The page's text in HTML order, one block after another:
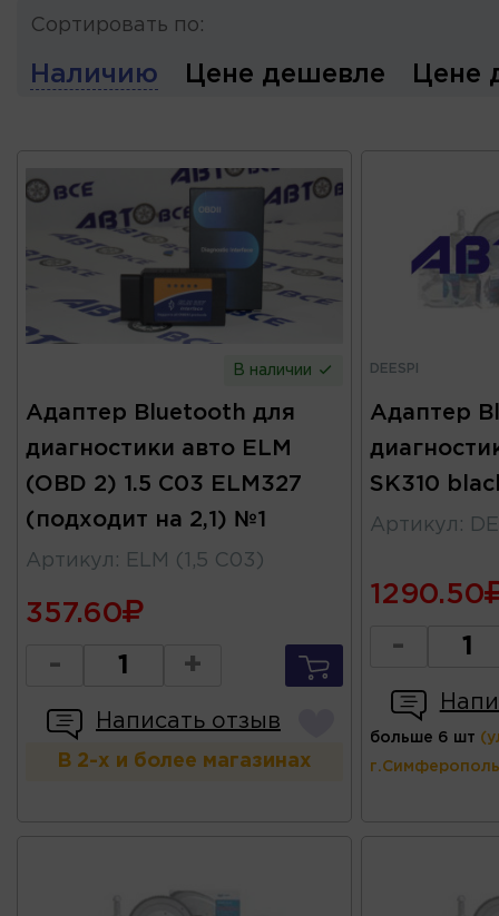
Сортировать по:
Наличию Цене дешевле Цене
В наличии
Адаптер Bluetooth для
диагностики авто ELM
(OBD 2) 1.5 С03 ELM327
(подходит на 2,1) №1
Артикул : ELM (1,5 C03)
357.60
- +
Написать отзыв
В 2-х и более магазинах
DEESPI
Адаптер
SK310
Артикул :
1290.50
-
больше 6 шт